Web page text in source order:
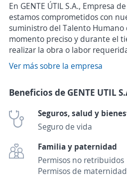
En GENTE ÚTIL S.A., Empresa
estamos comprometidos con
suministro del Talento Humano
momento preciso y durante el
realizar la obra o labor
Ver más sobre la empresa
Beneficios de GENTE UTIL
Seguros, salud y
Seguro de vida
Familia y paternidad
Permisos no retribuidos
Permisos de